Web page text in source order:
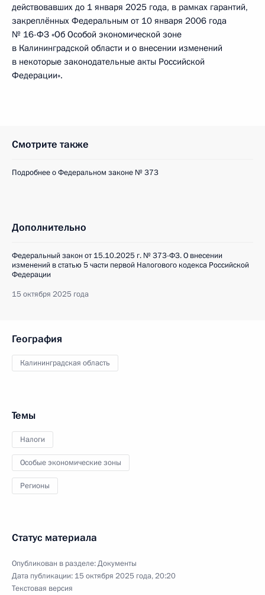
действовавших до 1 января 2025 года, в рамках гарантий,
закреплённых Федеральным от 10 января 2006 года
№ 16-ФЗ «Об Особой экономической зоне
в Калининградской области и о внесении изменений
в некоторые законодательные акты Российской
Федерации».
Смотрите также
Подробнее о Федеральном законе № 373
Дополнительно
Федеральный закон от 15.10.2025 г. № 373-ФЗ. О внесении
изменений в статью 5 части первой Налогового кодекса Российской
Федерации
15 октября 2025 года
География
Калининградская область
Темы
Налоги
Особые экономические зоны
Регионы
Статус материала
Опубликован в разделе:Документы
Дата публикации: 15 октября 2025 года, 20:20
Текстовая версия